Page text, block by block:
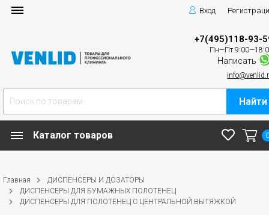
Вход
+7(495)118-93-
Пн—Пт
Написать
Найти
Каталог товаров
Главная
ДИСПЕНСЕРЫ И ДОЗАТОРЫ
ДИСПЕНСЕРЫ ДЛЯ БУМАЖНЫХ ПОЛОТЕНЕЦ
ДИСПЕНСЕРЫ ДЛЯ ПОЛОТЕНЕЦ С ЦЕНТРАЛЬНОЙ ВЫТЯЖКОЙ